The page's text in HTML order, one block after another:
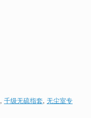
, 千级无硫指套, 无尘室专